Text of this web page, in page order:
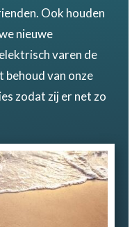
Ook houden
nieuwe
varen de
behoud van onze
zodat zij er net zo